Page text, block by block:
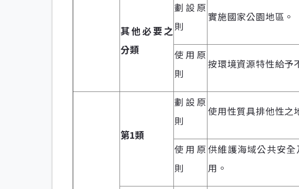
其他必要之
分類
劃設原
則
實施國家公園地區。
使用原
則
按環境資源特性給予
第1類
劃設原
則
使用性質具排他性之
使用原
則
供維護海域公共安
用。